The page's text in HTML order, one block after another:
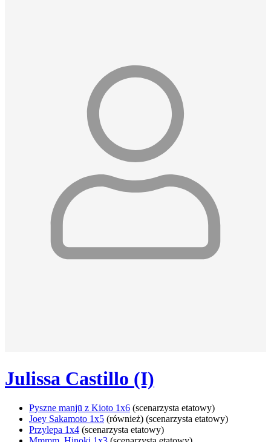
Julissa Castillo (I)
Pyszne manjū z Kioto 1x6 (scenarzysta etatowy)
Joey Sakamoto 1x5 (również) (scenarzysta etatowy)
Przylepa 1x4 (scenarzysta etatowy)